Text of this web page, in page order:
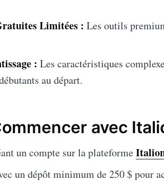
Limitées : Les outils
: Les caractéristiques
au départ.
avec
un compte sur la plateforme
un dépôt minimum de 250 $ pour